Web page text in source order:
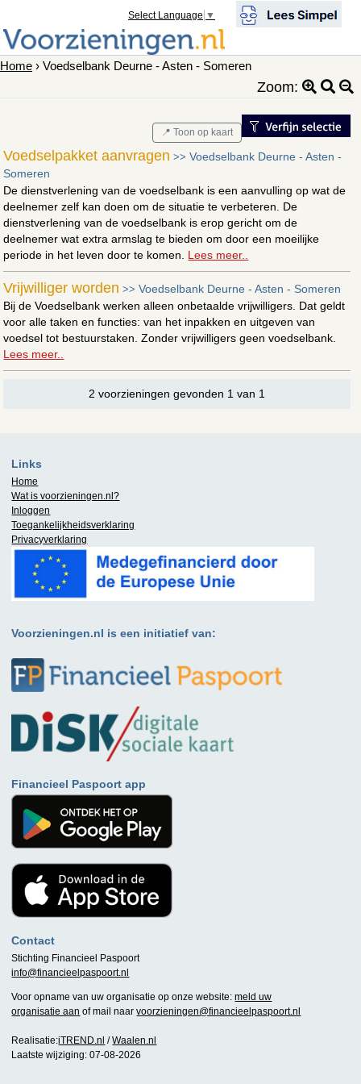
Select Language ▼
Home › Voedselbank Deurne - Asten - Someren
Zoom:
📍 Toon op kaart
Voedselpakket aanvragen >>Voedselbank Deurne - Asten -
Someren
De dienstverlening van de voedselbank is een aanvulling op wat de
deelnemer zelf kan doen om de situatie te verbeteren. De
dienstverlening van de voedselbank is erop gericht om de
deelnemer wat extra armslag te bieden om door een moeilijke
periode in het leven door te komen. Lees meer..
Vrijwilliger worden >>Voedselbank Deurne - Asten - Someren
Bij de Voedselbank werken alleen onbetaalde vrijwilligers. Dat geldt
voor alle taken en functies: van het inpakken en uitgeven van
voedsel tot bestuurstaken. Zonder vrijwilligers geen voedselbank.
Lees meer..
2 voorzieningen gevonden 1 van 1
Links
Home
Wat is voorzieningen.nl?
Inloggen
Toegankelijkheidsverklaring
Privacyverklaring
Voorzieningen.nl is een initiatief van:
Financieel Paspoort app
Contact
Stichting Financieel Paspoort
info@financieelpaspoort.nl
Voor opname van uw organisatie op onze website:meld uw
organisatie aan of mail naarvoorzieningen@financieelpaspoort.nl
Realisatie:iTREND.nl /Waalen.nl
Laatste wijziging: 07-08-2026